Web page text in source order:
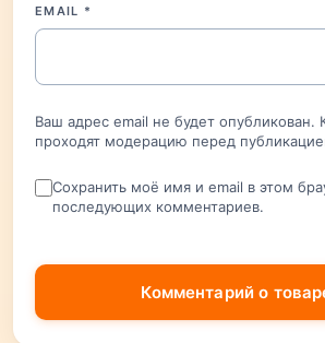
EMAIL *
Ваш адрес email не будет опубликован.
проходят модерацию перед
Сохранить моё имя и email в этом
последующих комментариев.
Комментарий о